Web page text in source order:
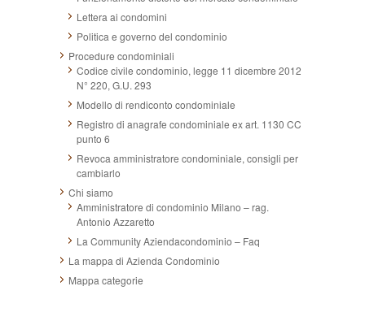
Lettera ai condomini
Politica e governo del condominio
Procedure condominiali
Codice civile condominio, legge 11 dicembre 2012
N° 220, G.U. 293
Modello di rendiconto condominiale
Registro di anagrafe condominiale ex art. 1130 CC
punto 6
Revoca amministratore condominiale, consigli per
cambiarlo
Chi siamo
Amministratore di condominio Milano – rag.
Antonio Azzaretto
La Community Aziendacondominio – Faq
La mappa di Azienda Condominio
Mappa categorie